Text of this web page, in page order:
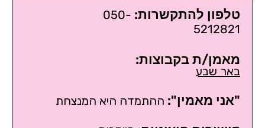
טלפון להתקשרות: 050-
5212821
מאמן/ת בקבוצות:
באר שבע
"אני מאמין": ההתמדה היא המנצחת